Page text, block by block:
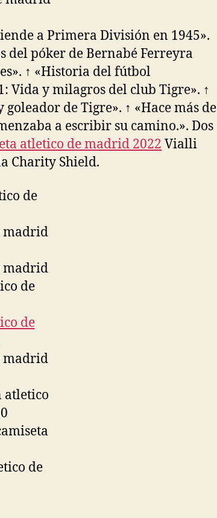
a Primera División en 1945».
del póker de Bernabé Ferreyra
↑ «Historia del fútbol
Vida y milagros del club Tigre». ↑
de Tigre». ↑ «Hace más de
a escribir su camino.». Dos
atletico de madrid 2022 Vialli
Charity Shield.